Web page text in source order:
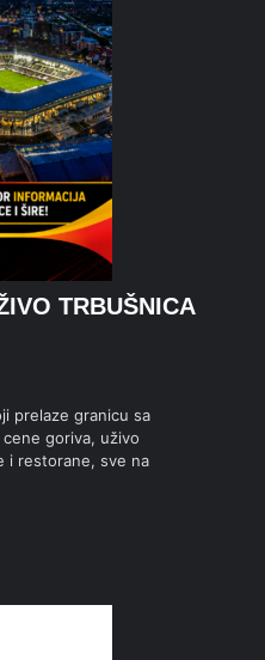
TRBUŠNICA
prelaze granicu sa
goriva, uživo
i restorane, sve na